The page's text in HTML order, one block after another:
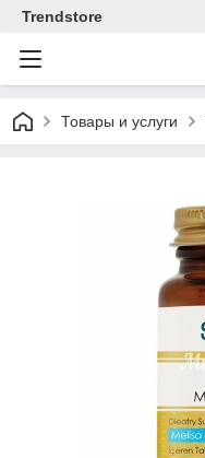
Trendstore
Товары и услуги